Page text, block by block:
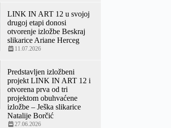
LINK IN ART 12 u svojoj
drugoj etapi donosi
otvorenje izložbe Beskraj
slikarice Ariane Herceg
11.07.2026
Predstavljen izložbeni
projekt LINK IN ART 12 i
otvorena prva od tri
projektom obuhvaćene
izložbe – Ješka slikarice
Natalije Borčić
27.06.2026